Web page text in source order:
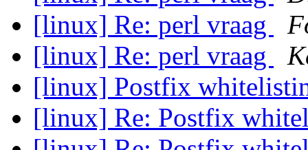
[linux] Re: perl vraag
[linux] Re: perl vraag
[linux] Postfix
[linux] Re: Postfix